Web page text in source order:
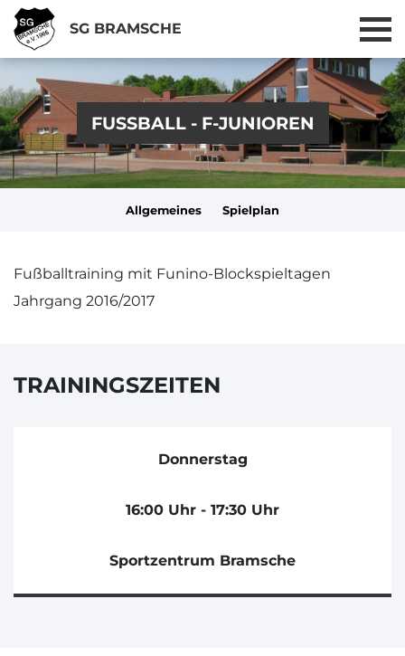
SG BRAMSCHE
FUSSBALL - F-JUNIOREN
Allgemeines Spielplan
Fußballtraining mit Funino-Blockspieltagen
Jahrgang 2016/2017
TRAININGSZEITEN
Donnerstag
16:00 Uhr - 17:30 Uhr
Sportzentrum Bramsche